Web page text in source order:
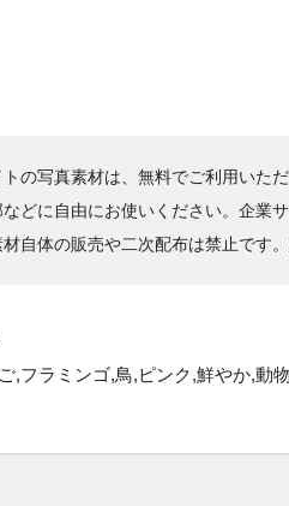
トの写真素材は、無料でご利用いた
どに自由にお使いください。企業
自体の販売や二次配布は禁止です
,フラミンゴ,鳥,ピンク,鮮やか,動